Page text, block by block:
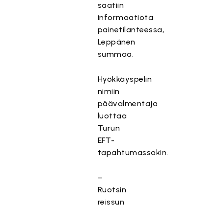
saatiin
informaatiota
painetilanteessa,
Leppänen
summaa.
Hyökkäyspelin
nimiin
päävalmentaja
luottaa
Turun
EFT-
tapahtumassakin.
–
Ruotsin
reissun